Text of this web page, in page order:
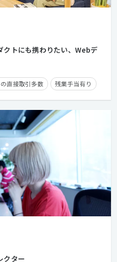
クトにも携わりたい、Webデ
直接取引多数 残業手当有り
クター